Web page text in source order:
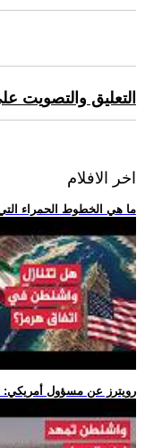
التعليق والتصويت
اخر الافلام
.. ما هي الخطوط الحمراء
.. رويترز عن مسؤول